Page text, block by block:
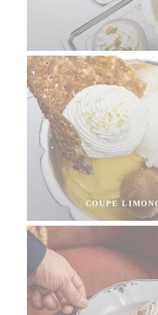
COUPE